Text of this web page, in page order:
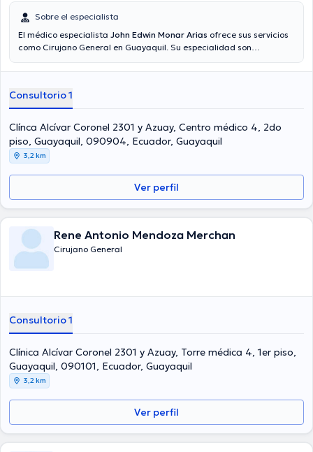
Sobre el especialista
El médico especialista John Edwin Monar Arias ofrece sus servicios
como Cirujano General en Guayaquil. Su especialidad son
Monar Arias es de desde $40 hasta $70.
Consultorio 1
Clínca Alcívar Coronel 2301 y Azuay, Centro médico 4, 2do
piso, Guayaquil, 090904, Ecuador, Guayaquil
3,2 km
Ver perfil
Rene Antonio Mendoza Merchan
Cirujano General
Consultorio 1
Clínica Alcívar Coronel 2301 y Azuay, Torre médica 4, 1er piso,
Guayaquil, 090101, Ecuador, Guayaquil
3,2 km
Ver perfil